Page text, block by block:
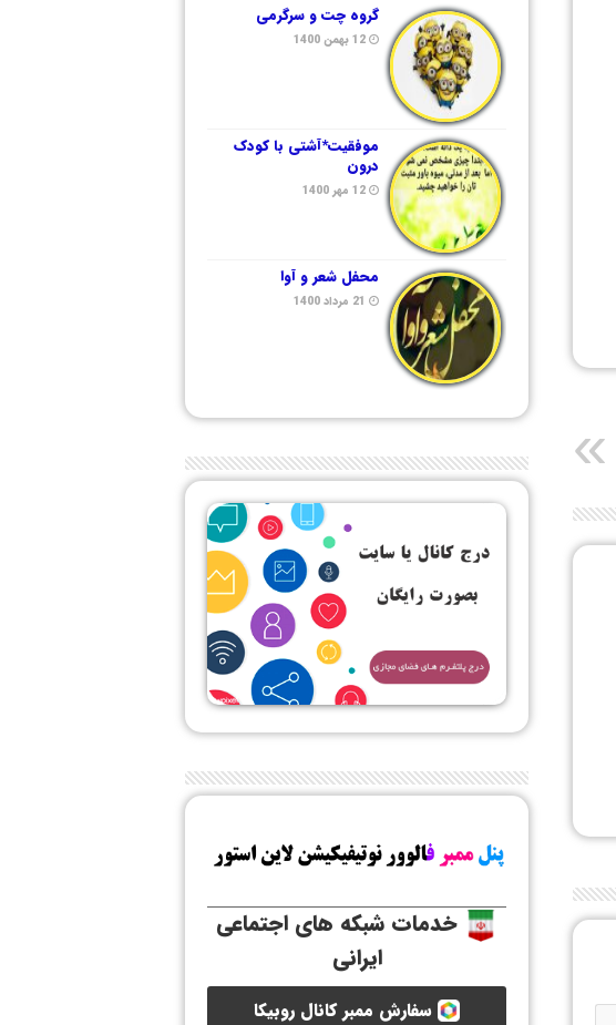
گروه چت و سرگرمی
12 بهمن 1400
موفقیت*آشتی با کودک
درون
12 مهر 1400
محفل شعر و آوا
21 مرداد 1400
خدمات شبکه های اجتماعی
ایرانی
سفارش ممبر کانال روبیکا